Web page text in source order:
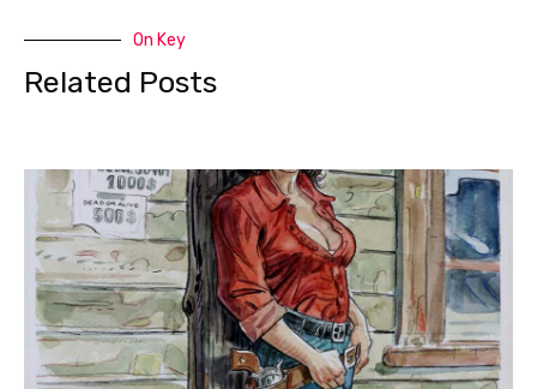
On Key
Related Posts